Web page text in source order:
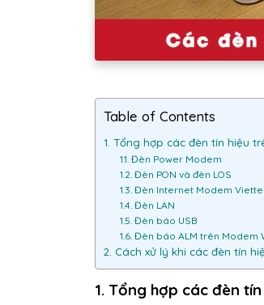
Table of Contents
1. Tổng hợp các đèn tín hiệu
1.1. Đèn Power Modem
1.2. Đèn PON và đèn LOS
1.3. Đèn Internet Modem Viettel
1.4. Đèn LAN
1.5. Đèn báo USB
1.6. Đèn báo ALM trên Modem
2. Cách xử lý khi các đèn tín
1. Tổng hợp các đèn